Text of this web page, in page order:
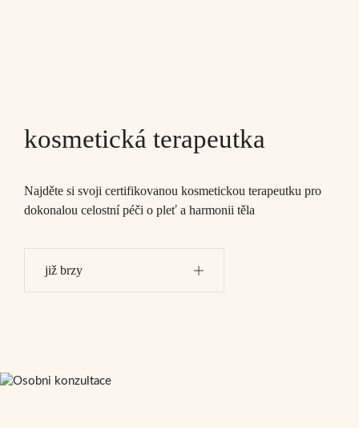
kosmetická terapeutka
Najděte si svoji certifikovanou kosmetickou terapeutku pro
dokonalou celostní péči o pleť a harmonii těla
již brzy